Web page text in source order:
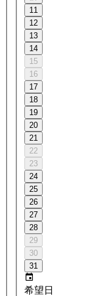
11
12
13
14
15
16
17
18
19
20
21
22
23
24
25
26
27
28
29
30
31
希望日